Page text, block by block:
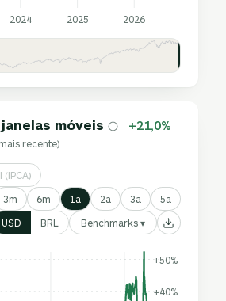
2024 2025 2026
móveis +21,0%
recente)
(IPCA)
3m 6m 1a 2a 3a 5a
USD BRL Benchmarks ▾
+40%
+50%